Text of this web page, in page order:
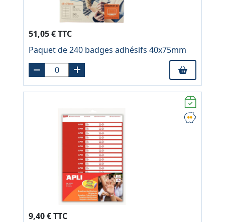
51,05 € TTC
Paquet de 240 badges adhésifs 40x75mm
9,40 € TTC